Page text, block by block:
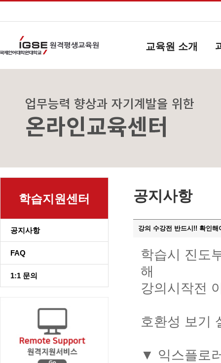
교육원 소개
학습지원센터
공지사항
FAQ
1:1 문의
공지사항
강의 수강전 반드시!! 확인해
학습시 진도
해
강의시작전
호환성 보기
▼ 익스플로